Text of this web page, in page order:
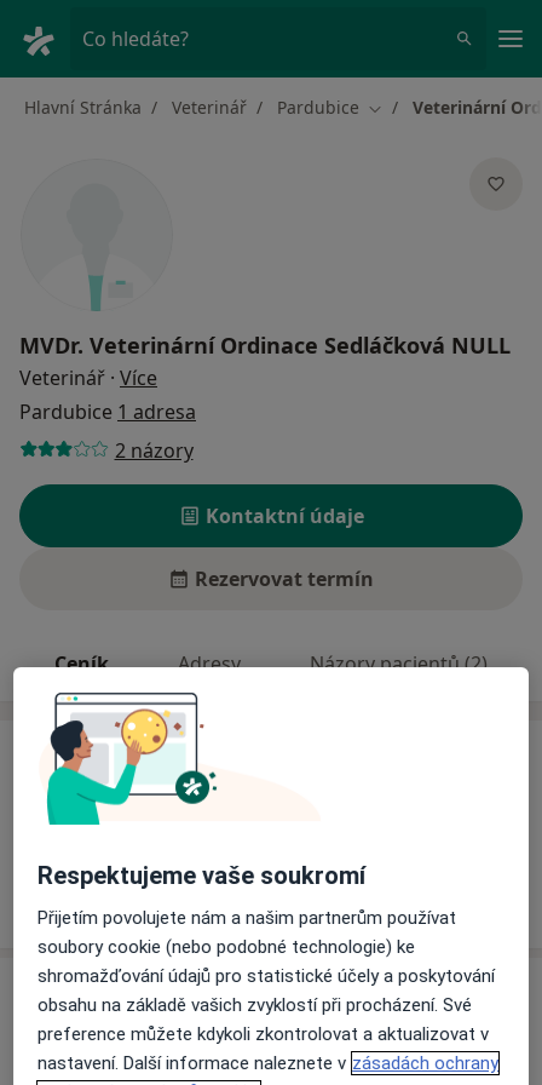
Co hledáte?
Hlavní Stránka Veterinář Pardubice Změna města
Veterinární
MVDr. Veterinární Ordinace Sedláčková NULL
Veterinář · Více
Pardubice 1 adresa
2 názory
Kontaktní údaje
Rezervovat termín
Ceník Adresy Názory pacientů (2)
Ceník
Informace o službách a cenách nejsou k dispozici
svých službách.
Adresa
Ordinace
Na Labišti 529, Pardubice
Respektujeme vaše soukromí
Přijetím povolujete nám a našim partnerům používat
soubory cookie (nebo podobné technologie) ke
shromažďování údajů pro statistické účely a poskytování
obsahu na základě vašich zvyklostí při procházení. Své
preference můžete kdykoli zkontrolovat a aktualizovat v
nastavení. Další informace naleznete v zásadách ochrany